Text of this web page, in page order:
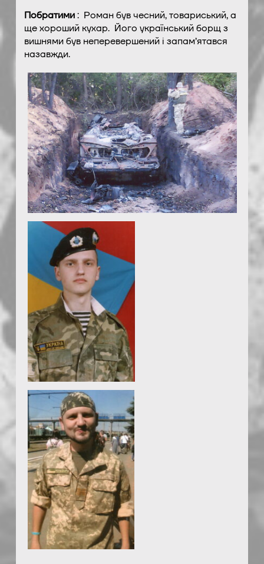
Побратими: Роман був чесний, товариський, а
ще хороший кухар. Його український борщ з
вишнями був неперевершений і запам’ятався
назавжди.